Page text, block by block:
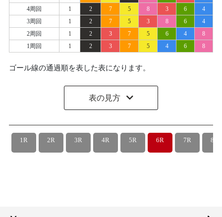
4周回
1 2 7 5 8 3 6
4
3周回
1 2 7 5 3 8 6
4
2周回
1 2 3 7 5 6 4
8
1周回
1 2 3 7 5 4 6 8
ゴール線の通過順を表した表になります。
表の見方
1R 2R 3R 4R 5R 6R 7R 8R